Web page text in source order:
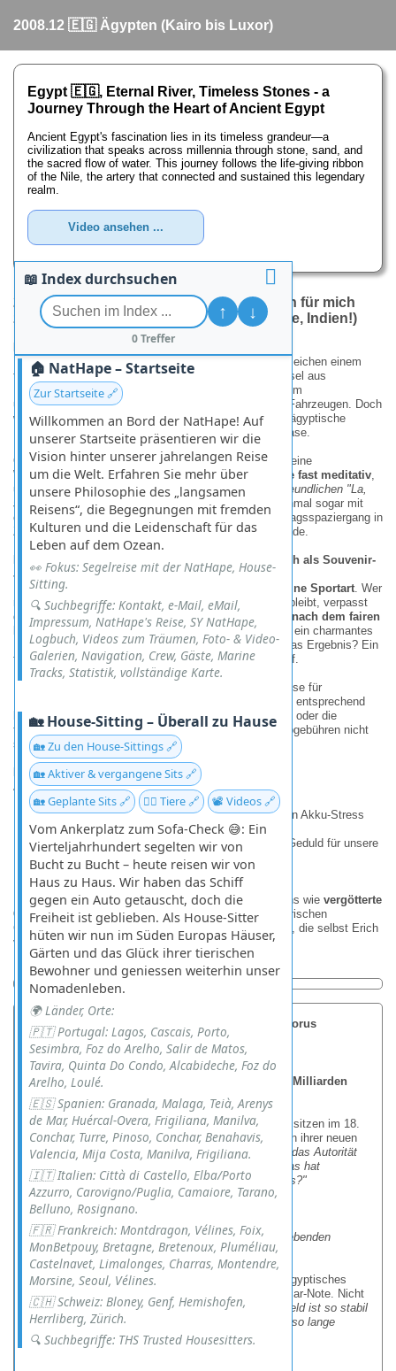
2008.12 🇪🇬 Ägypten (Kairo bis Luxor)
📖 Index durchsuchen
↑
↓
0 Treffer
🏠 NatHape – Startseite
Zur Startseite 🔗
Willkommen an Bord der NatHape! Auf
unserer Startseite präsentieren wir die
Vision hinter unserer jahrelangen Reise
um die Welt. Erfahren Sie mehr über
unsere Philosophie des „langsamen
Reisens“, die Begegnungen mit fremden
Kulturen und die Leidenschaft für das
Leben auf dem Ozean.
👀 Fokus: Segelreise mit der NatHape, House-
Sitting.
🔍 Suchbegriffe: Kontakt, e-Mail, eMail,
Impressum, NatHape's Reise, SY NatHape,
Logbuch, Videos zum Träumen, Foto- & Video-
Galerien, Navigation, Crew, Gäste, Marine
Tracks, Statistik, vollständige Karte.
🏡 House-Sitting – Überall zu Hause
🏡 Zu den House-Sittings 🔗
🏡 Aktiver & vergangene Sits 🔗
🏡 Geplante Sits 🔗
🐕‍🦺 Tiere 🔗 📽️ Videos 🔗
Vom Ankerplatz zum Sofa-Check 😅: Ein
Vierteljahrhundert segelten wir von
Bucht zu Bucht – heute reisen wir von
Haus zu Haus. Wir haben das Schiff
gegen ein Auto getauscht, doch die
Freiheit ist geblieben. Als House-Sitter
hüten wir nun im Süden Europas Häuser,
Gärten und das Glück ihrer tierischen
Bewohner und geniessen weiterhin unser
Nomadenleben.
🌍 Länder, Orte:
🇵🇹 Portugal: Lagos, Cascais, Porto,
Sesimbra, Foz do Arelho, Salir de Matos,
Tavira, Quinta Do Condo, Alcabideche, Foz do
Arelho, Loulé.
🇪🇸 Spanien: Granada, Malaga, Teià, Arenys
de Mar, Huércal-Overa, Frigiliana, Manilva,
Conchar, Turre, Pinoso, Conchar, Benahavis,
Valencia, Mija Costa, Manilva, Frigiliana.
🇮🇹 Italien: Città di Castello, Elba/Porto
Azzurro, Carovigno/Puglia, Camaiore, Tarano,
Belluno, Rosignano.
🇫🇷 Frankreich: Montdragon, Vélines, Foix,
MonBetpouy, Bretagne, Bretenoux, Pluméliau,
Castelnavet, Limalonges, Charras, Montendre,
Morsine, Seoul, Vélines.
🇨🇭 Schweiz: Bloney, Genf, Hemishofen,
Herrliberg, Zürich.
🔍 Suchbegriffe: THS Trusted Housesitters.
Egypt 🇪🇬, Eternal River, Timeless Stones - a
Journey Through the Heart of Ancient Egypt
Ancient Egypt's fascination lies in its timeless grandeur—a
civilization that speaks across millennia through stone, sand, and
the sacred flow of water. This journey follows the life-giving ribbon
of the Nile, the artery that connected and sustained this legendary
realm.
Video ansehen ...
2008.12 - Alles relativ: Wie Kairo und Gizeh für mich
zum Entspannungsparadies wurde (Danke, Indien!)
Meine Erinnerungen an Kairo aus den 1970er-Jahren gleichen einem
turbulenten Basar der Sinne: ein brodelnder Hexenkessel aus
Hupkonzerten, wild gestikulierenden Händlern und einem
undurchdringlichen Gewirr von Menschen, Tieren und Fahrzeugen. Doch
wer - wie wir - direkt aus Indien kommt, empfindet die ägyptische
Hauptstadt plötzlich fast schon als ruhige Wellness-Oase.
Ob sich die Stadt tatsächlich verändert hat oder nur meine
Wahrnehmung? Jedenfalls wirken dieTaxifahrer heute fast meditativ,
und die Straßenhändler geben nach höchstens zwei
freundlichen "La,
shukran" (Nein, danke)
erstaunlich schnell auf - manchmal sogar mit
einem amüsierten Schulterzucken. Fast wie ein Sonntagsspaziergang in
Zürich … nur mit mehr Kamelen und weniger Schokolade.
Die hohe Kunst des Feilschens - oder: Wie man sich als Souvenir-
Jäger bewährt
In Ägypten ist
Verhandeln kein Geschäft, sondern eine Sportart. Wer
nicht mitmacht, zahlt Touristengebühren - wer zu hart bleibt, verpasst
den Spaß. Unser Tipp:Vorher einen Einheimischen nach dem fairen
Preis fragen, dann mit dem Taxifahrer oder Händler in ein charmantes
Pingpong aus Angebot und Gegenangebot eintreten. Das Ergebnis? Ein
fairer Deal - und oft eine lustige Unterhaltung obendrauf.
hilft kein Verhandeln: Die Preise für
Pyramiden, Tempel & Co. sind staatlich festgelegt und entsprechend
hoch. Da bleibt nur ein stoisches "So ist das Leben
" - oder die
tröstliche Erkenntnis, dass selbst Pharaonen ihre Grabgebühren nicht
selbst aushandeln konnten.
Reiseplanung: Freiheit statt Pauschalprogramm
Ägypten ist perfekt fürIndividualreisende. Statt teurer
Pauschalarrangements genügen:
Einguter Reiseführer(Papier schlägt Handy - kein Akku-Stress
am Grab von Tutanchamun!)
EinTaxifahrer mit Verhandlungsgeschick
(und Geduld für unsere
Preisvorstellungen)
Ein Hotel nach Wahl(von schlicht bis palastartig)
Unser Geheimtipp?Peter, unser lokaler Freund, der uns wie vergötterte
Gast-Pharaonenverwöhnte - mit Insider-Tipps, kulinarischen
Geheimadressen und der ein oder anderen Geschichte, die selbst Erich
von Däniken staunen ließe.
Das Allsehende Auge oder Auge des Horus
Das Auge des Horus & der Dollar: Ein Blick, der Milliarden
regiert
Man stelle sich vor: Ein paar Gründerväter der USA sitzen im 18.
Jahrhundert zusammen und grübeln über das Design ihrer neuen
Währung. Plötzlich ruft einer:"Wir brauchen etwas, das Autorität
ausstrahlt - aber bitte mit geheimnisvollem Flair! Was hat
jahrtausendealtes Prestige und wirkt trotzdem seriös?"
Schweigen ...
Dann: "Äh … eine Pyramide mit einem drüberschwebenden
Augen-Symbol?"
Und so landete dasAuge des Horus
- ein uraltes ägyptisches
Symbol für Schutz und Allwissenheit - auf der 1-Dollar-Note. Nicht
als Esoterik-Gag, sondern als Statement:"Unser Geld ist so stabil
wie ein 4.500 Jahre alter Steinberg
und wird genauso lange
halten!"(Nun ja … zumindest war das der Plan.)